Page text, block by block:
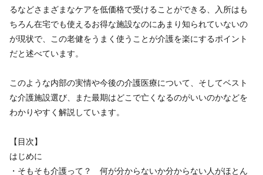
るなどさまざまなケアを低価格で受けることができる、入所はも
ちろん在宅でも使えるお得な施設なのにあまり知られていないの
が現状で、この老健をうまく使うことが介護を楽にするポイント
だと述べています。
このような内部の実情や今後の介護医療について、そしてベスト
な介護施設選び、また最期はどこで亡くなるのがいいのかなどを
わかりやすく解説しています。
【目次】
はじめに
・そもそも介護って？ 何が分からないか分からない人がほとん